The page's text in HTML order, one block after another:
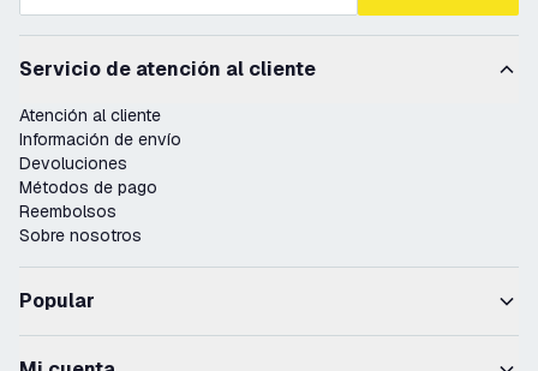
Servicio de atención al cliente
Atención al cliente
Información de envío
Devoluciones
Métodos de pago
Reembolsos
Sobre nosotros
Popular